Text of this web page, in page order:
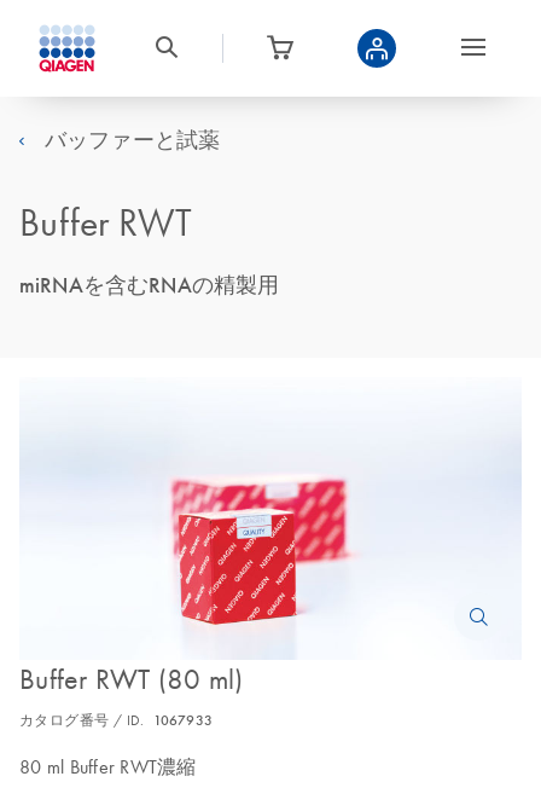
バッファーと試薬
Buffer RWT
miRNAを含むRNAの精製用
Buffer RWT (80 ml)
カタログ番号 / ID. 1067933
80 ml Buffer RWT濃縮